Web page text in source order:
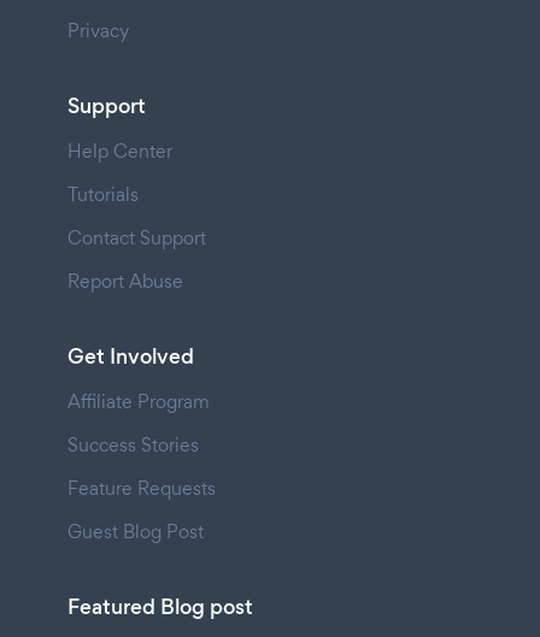
Privacy
Support
Help Center
Tutorials
Contact Support
Report Abuse
Get Involved
Affiliate Program
Success Stories
Feature Requests
Guest Blog Post
Featured Blog post